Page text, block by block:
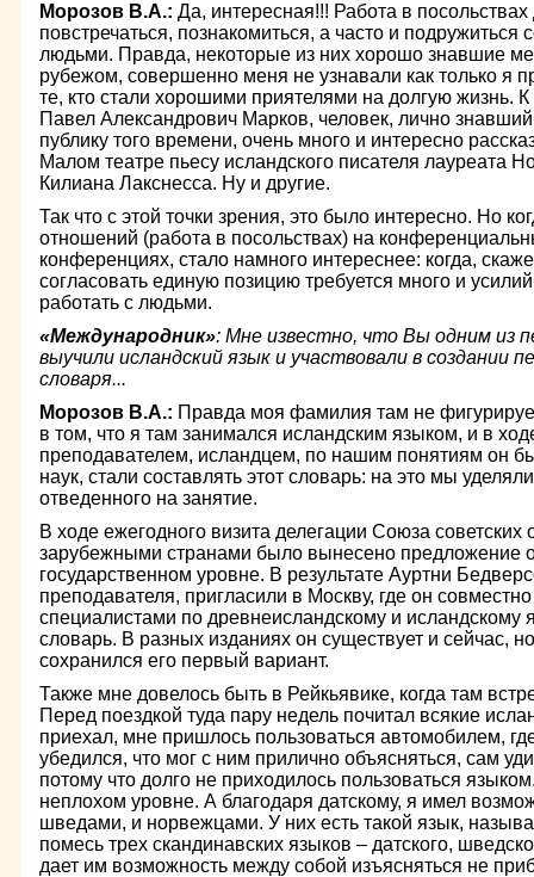
Морозов В.А.: Да, интересная!!! Работа в
повстречаться, познакомиться, а часто и
людьми. Правда, некоторые из них хорошо знавшие
рубежом, совершенно меня не узнавали как только я
те, кто стали хорошими приятелями на долгую жизнь.
Павел Александрович Марков, человек, лично
публику того времени, очень много и интересно
Малом театре пьесу исландского писателя лауреата
Килиана Лакснесса. Ну и другие.
Так что с этой точки зрения, это было интересно. Но
отношений (работа в посольствах) на
конференциях, стало намного интереснее: когда,
согласовать единую позицию требуется много и
работать с людьми.
«Международник»: Мне известно, что Вы одним из
выучили исландский язык и участвовали в создании
словаря...
Морозов В.А.: Правда моя фамилия там не
в том, что я там занимался исландским языком, и в
преподавателем, исландцем, по нашим понятиям он
наук, стали составлять этот словарь: на это мы
отведенного на занятие.
В ходе ежегодного визита делегации Союза
зарубежными странами было вынесено предложение
государственном уровне. В результате Ауртни
преподавателя, пригласили в Москву, где он
специалистами по древнеисландскому и исландскому
словарь. В разных изданиях он существует и сейчас,
сохранился его первый вариант.
Также мне довелось быть в Рейкьявике, когда там
Перед поездкой туда пару недель почитал всякие
приехал, мне пришлось пользоваться автомобилем,
убедился, что мог с ним прилично объясняться, сам
потому что долго не приходилось пользоваться
неплохом уровне. А благодаря датскому, я имел
шведами, и норвежцами. У них есть такой язык,
помесь трех скандинавских языков – датского,
дает им возможность между собой изъясняться не